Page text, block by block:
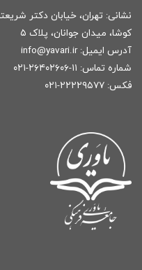
کوشا، میدان جوانان، پلاک ۵
آدرس ایمیل: info@yavari.ir
شماره تماس: ۱۱-۲۶۴۰۲۶۰۶-۰۲۱
فکس: ۲۲۲۲۹۵۷۷-۰۲۱